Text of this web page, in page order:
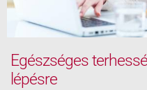
Egészséges
lépésre